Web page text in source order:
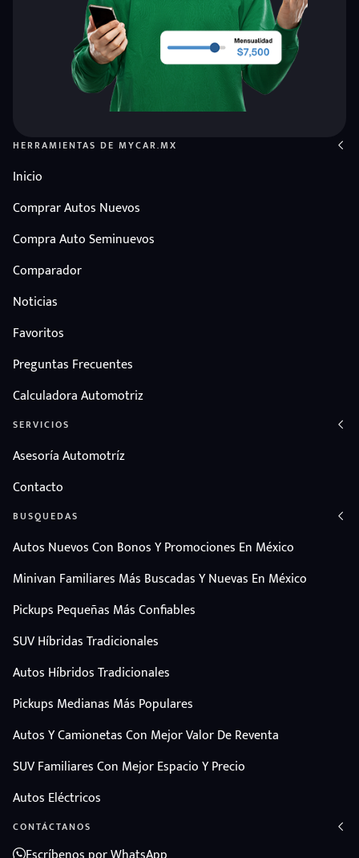
HERRAMIENTAS DE MYCAR.MX
Inicio
Comprar Autos Nuevos
Compra Auto Seminuevos
Comparador
Noticias
Favoritos
Preguntas Frecuentes
Calculadora Automotriz
SERVICIOS
Asesoría Automotríz
Contacto
BUSQUEDAS
Autos Nuevos Con Bonos Y Promociones En México
Minivan Familiares Más Buscadas Y Nuevas En México
Pickups Pequeñas Más Confiables
SUV Híbridas Tradicionales
Autos Híbridos Tradicionales
Pickups Medianas Más Populares
Autos Y Camionetas Con Mejor Valor De Reventa
SUV Familiares Con Mejor Espacio Y Precio
Autos Eléctricos
CONTÁCTANOS